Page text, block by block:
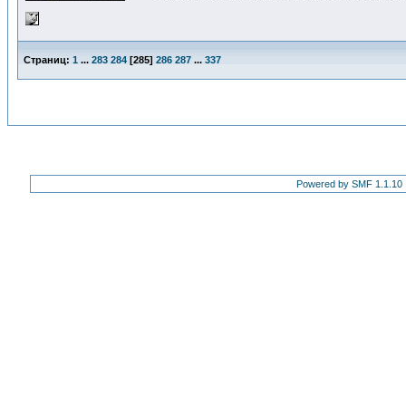
Страниц: 1 ... 283 284 [285] 286 287 ... 337
Powered by SMF 1.1.10